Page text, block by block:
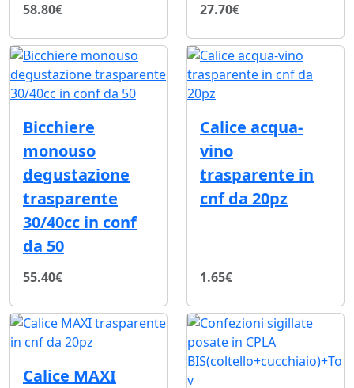
58.80€ 27.70€
Bicchiere
monouso
degustazione
trasparente
30/40cc in conf
da 50
55.40€
Calice acqua-
vino
trasparente in
cnf da 20pz
1.65€
Calice MAXI